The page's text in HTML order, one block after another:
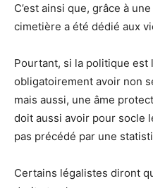
C’est ainsi que, grâce à
cimetière a été dédié aux
Pourtant, si la politique est
obligatoirement avoir non
mais aussi, une âme
doit aussi avoir pour socle
pas précédé par une
Certains légalistes diront